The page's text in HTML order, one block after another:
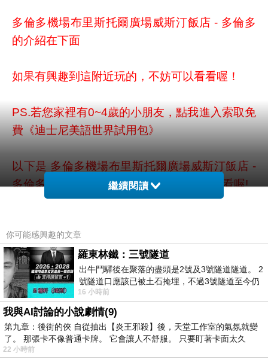
多倫多機場布里斯托爾廣場威斯汀飯店 - 多倫多
的介紹在下面
如果有興趣到這附近玩的，不妨可以看看喔！
PS.若您家裡有0~4歲的小朋友，點我進入索取免
費《迪士尼美語世界試用包》
以下是 多倫多機場布里斯托爾廣場威斯汀飯店 -
多倫多 的介紹 如果也跟我一樣喜歡不妨看看喔!
繼續閱讀
你可能感興趣的文章
羅東林鐵：三號隧道
出牛鬥驛後在聚落的盡頭是2號及3號隧道隧道。 2
號隧道口應該已被土石掩埋，不過3號隧道至今仍
存在。從台7丙牛鬥橋上往左岸上游方
16 小時前
我與AI討論的小說劇情(9)
第九章：後街的俠 自從抽出【炎王邪殺】後，天堂工作室的氣氛就變
了。 那張卡不像普通卡牌。 它會讓人不舒服。 只要盯著卡面太久
22 小時前